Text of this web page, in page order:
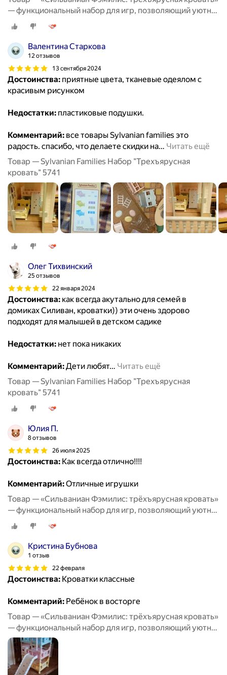
— функциональный набор для игр, позволяющий уютно
разместить любимых персонажей и придумать
множество тёплых историй о совместном отдыхе и
дружеских посиделках
Валентина Старкова
12 отзывов
13 сентября 2024
Достоинства: приятные цвета, тканевые одеялом с
красивым рисунком
Недостатки: пластиковые подушки.
Комментарий: все товары Sylvanian families это
радость. спасибо, что делаете скидки на… Читать ещё
Товар — Sylvanian Families Набор "Трехъярусная
кровать" 5741
Олег Тихвинский
25 отзывов
22 января 2024
Достоинства: как всегда акутально для семей в
домиках Силиван, кроватки)) эти очень здорово
подходят для малышей в детском садике
Недостатки: нет пока никаких
Комментарий:Дети любят… Читать ещё
Товар — Sylvanian Families Набор "Трехъярусная
кровать" 5741
Юлия П.
8 отзывов
26 июля 2025
Достоинства: Как всегда отлично!!!!
Комментарий:Отличные игрушки
Товар — «Сильваниан Фэмилис: трёхъярусная кровать»
— функциональный набор для игр, позволяющий уютно
разместить любимых персонажей и придумать
множество тёплых историй о совместном отдыхе и
дружеских посиделках
Кристина Бубнова
1 отзыв
22 февраля
Достоинства: Кроватки классные
Комментарий: Ребёнок в восторге
Товар — «Сильваниан Фэмилис: трёхъярусная кровать»
— функциональный набор для игр, позволяющий уютно
разместить любимых персонажей и придумать
множество тёплых историй о совместном отдыхе и
дружеских посиделках